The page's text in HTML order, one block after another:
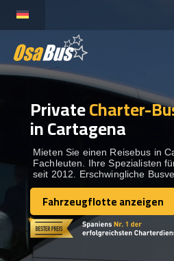
content
BUSVERMIETUNG
REISEZIELE
FLOTTE
KONTAKTIEREN SIE UNS
KONTAKTIEREN SIE UNS
PrivateCharter-
in Cartagena
Mieten Sie einen Reisebus in
Fachleuten. Ihre Spezialisten
seit 2012. Erschwingliche
Fahrzeugflotte anzeigen
Fahrzeugflotte anzeigen